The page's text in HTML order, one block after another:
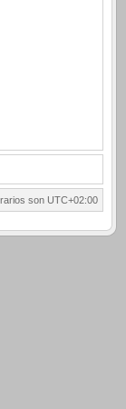
son UTC+02:00